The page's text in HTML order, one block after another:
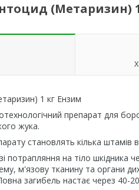
(Метаризин)
1 кг Ензим
препарат для
жука.
становлять кілька
потрапляння на тіло
м'язову тканину та органи
загибель настає через 40-